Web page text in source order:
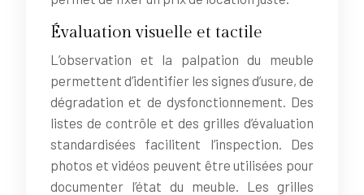
Évaluation visuelle et tactile
L’observation et la palpation du meuble
permettent d’identifier les signes d’usure, de
dégradation et de dysfonctionnement. Des
listes de contrôle et des grilles d’évaluation
standardisées facilitent l’inspection. Des
photos et vidéos peuvent être utilisées pour
documenter l’état du meuble. Les grilles